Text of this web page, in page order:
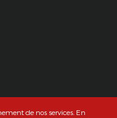
de nos services. En